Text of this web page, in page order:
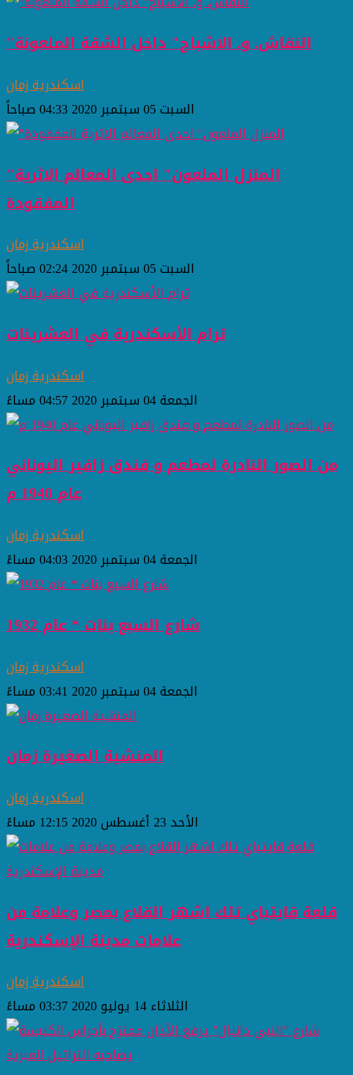
"النقاش. و. الاشباح" داخل الشقة الملعونة
اسكندرية زمان
السبت 05 سبتمبر 2020 04:33 صباحاً
"المنزل الملعون" احدى المعالم الاثرية
المفقودة
اسكندرية زمان
السبت 05 سبتمبر 2020 02:24 صباحاً
ترام الأسكندرية في العشرينات
اسكندرية زمان
الجمعة 04 سبتمبر 2020 04:57 مساءً
من الصور النادرة لمطعم و فندق زافير اليوناني
عام 1940 م
اسكندرية زمان
الجمعة 04 سبتمبر 2020 04:03 مساءً
شارع السبع بنات * عام 1932
اسكندرية زمان
الجمعة 04 سبتمبر 2020 03:41 مساءً
المنشية الصغيرة زمان
اسكندرية زمان
الأحد 23 أغسطس 2020 12:15 مساءً
قلعة قايتباي تلك اشهر القلاع بمصر وعلامة من
علامات مدينة الإسكندرية
اسكندرية زمان
الثلاثاء 14 يوليو 2020 03:37 مساءً